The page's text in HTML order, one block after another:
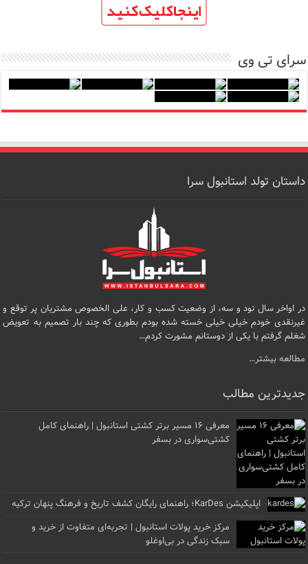
سرای تی وی
داستان تولد استانبول سرا
در اواخر سال نود و سه، از وضعیت کسب و کار، علی الخصوص مشتریان پر توقع و
غیرنقدی خودم خیلی خیلی خسته شده بودم بطوری که چند بار تصمیم به تعویض
شغلم گرفتم با یکی از دوستانم مشورت کردم…
مطالعه بیشتر…
جدیدترین مطالب
معرفی ۱۶ مسیر برتر کشتی استانبول | راهنمای کامل
کشتی‌سواری در بسفر
اپلیکیشن KarDes؛ راهنمای رایگان کشف تاریخ و فرهنگ پنهان ترکیه
مرکز خرید پولات استانبول | تجربه‌ای متفاوت از خرید و
سبک زندگی در بی‌اوغلو